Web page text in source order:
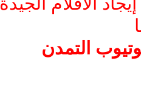
التمدن